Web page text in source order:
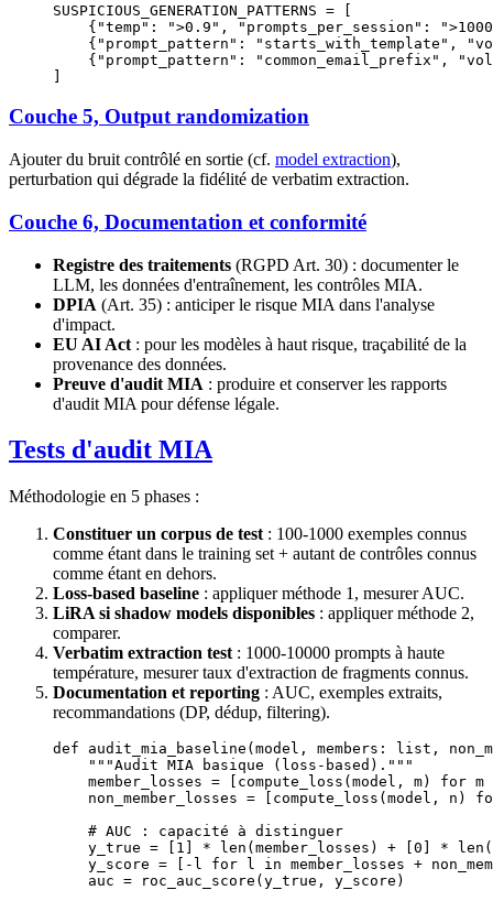
SUSPICIOUS_GENERATION_PATTERNS = [
    {
"temp" : ">0.9" , "prompts_per_session" :
    {
"prompt_pattern" : "starts_with_template" ,
    {
"prompt_pattern" : "common_email_prefix" ,
]
Couche 5, Output randomization
Ajouter du bruit contrôlé en sortie (cf. model extraction),
perturbation qui dégrade la fidélité de verbatim extraction.
Couche 6, Documentation et conformité
Registre des traitements (RGPD Art. 30) : documenter le
LLM, les données d'entraînement, les contrôles MIA.
DPIA (Art. 35) : anticiper le risque MIA dans l'analyse
d'impact.
EU AI Act : pour les modèles à haut risque, traçabilité de la
provenance des données.
Preuve d'audit MIA : produire et conserver les rapports
d'audit MIA pour défense légale.
Tests d'audit MIA
Méthodologie en 5 phases :
Constituer un corpus de test : 100-1000 exemples connus
comme étant dans le training set + autant de contrôles connus
comme étant en dehors.
Loss-based baseline : appliquer méthode 1, mesurer AUC.
LiRA si shadow models disponibles : appliquer méthode 2,
comparer.
Verbatim extraction test : 1000-10000 prompts à haute
température, mesurer taux d'extraction de fragments connus.
Documentation et reporting : AUC, exemples extraits,
recommandations (DP, dédup, filtering).
def audit_mia_baseline (model, members: list ,
    """Audit MIA basique (loss-based)."""
    member_losses
= [compute_loss(model, m) for m
    non_member_losses
= [compute_loss(model, n)
    # AUC : capacité à distinguer
    y_true
= 1 * len (member_losses) + 0 * len
    y_score
= - l for l in member_losses +
    auc
= roc_auc_score(y_true, y_score)